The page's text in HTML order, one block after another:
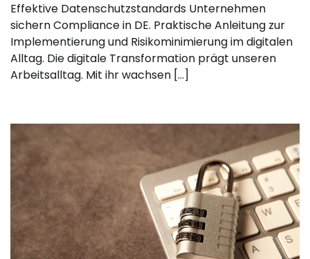
Effektive Datenschutzstandards Unternehmen
sichern Compliance in DE. Praktische Anleitung zur
Implementierung und Risikominimierung im digitalen
Alltag. Die digitale Transformation prägt unseren
Arbeitsalltag. Mit ihr wachsen […]